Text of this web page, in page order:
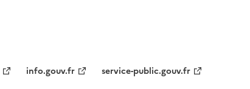
info.gouv.fr service-public.gouv.fr